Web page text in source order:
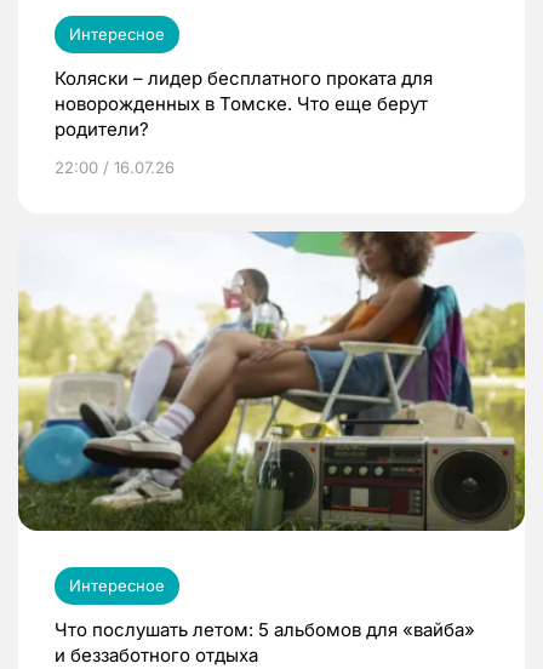
Интересное
Коляски – лидер бесплатного проката для
новорожденных в Томске. Что еще берут
родители?
22:00 / 16.07.26
Интересное
Что послушать летом: 5 альбомов для «вайба»
и беззаботного отдыха